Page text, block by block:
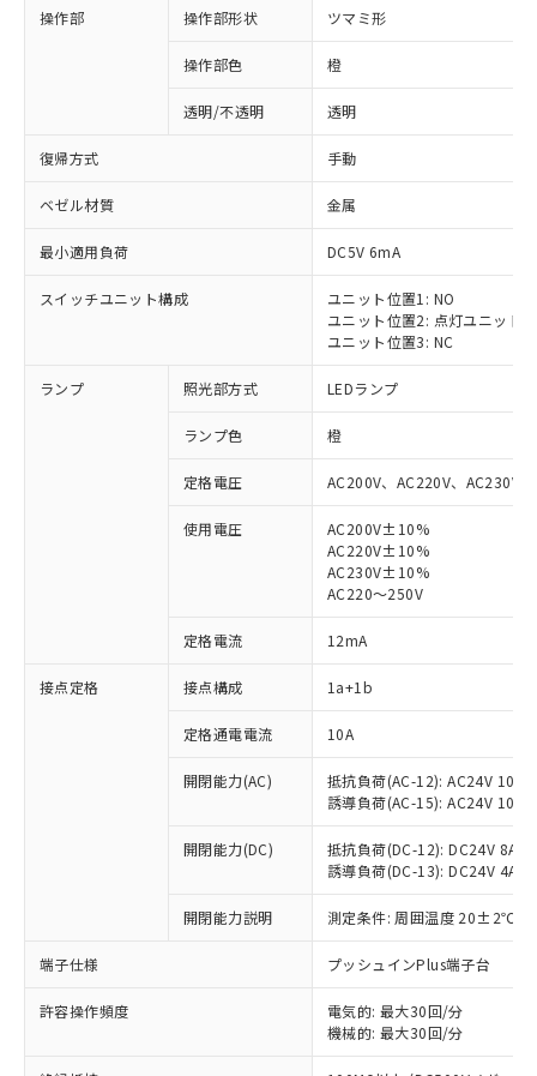
操作部 操作部形状 ツマミ形
操作部色 橙
透明/不透明 透明
復帰方式 手動
ベゼル材質 金属
最小適用負荷 DC5V 6mA
スイッチユニット構成
ユニット位置1: NO
ユニット位置2: 点灯ユニット
ユニット位置3: NC
ランプ 照光部方式 LEDランプ
ランプ色 橙
定格電圧 AC200V、AC220V、AC230V
使用電圧
AC200V±10%
AC220V±10%
AC230V±10%
AC220～250V
定格電流 12mA
接点定格 接点構成 1a+1b
定格通電電流 10A
開閉能力(AC)
抵抗負荷(AC-12): AC24V 10A/
誘導負荷(AC-15): AC24V
開閉能力(DC)
抵抗負荷(DC-12): DC24V 8A/
誘導負荷(DC-13): DC24V 4A/
開閉能力説明 測定条件: 周囲温度 20±2℃、
端子仕様 プッシュインPlus端子台
許容操作頻度
電気的: 最大30回/分
機械的: 最大30回/分
ご利用条件
以下の条件をお読みいただき、同意のうえ
ご利用ください。
本サービスは、当社制御機器事業取扱
商品の当社在庫状況および標準価格
(税抜)を提供させていただくもので
当社制御機器事業取扱商品の中には、
※1 対応状況
対応済み：EU RoHS指令（10物質）の
非含有に対応した製品が提供可能な商品で
対応予定：EU RoHS指令（10物質）の非含
有に対応した製品に切り替える予定のある
対応予定なし：EU RoHS指令（10物質）の
非含有に非対応の商品で、対応品を出す予
定はありません。
調査・確認中：EU RoHS指令（10物質）の
非含有の対応状況を調査中または確認中の
商品です。
非該当品：ライセンス料など無形物で、有
害物質有無と関係のない商品です。
※1 中国RoHS○×表
「○」：最大均質材料含有率が中国RoHSの
基準値以下であることを示します。